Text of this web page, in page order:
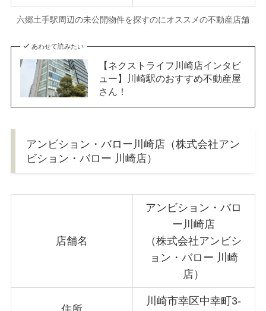
六郷土手駅周辺の未公開物件を探すのにオススメの不動産店舗
あわせて読みたい
【ネクストライフ川崎店インタビ
ュー】川崎駅のおすすめ不動産屋
さん！
アンビション・バロー川崎店（株式会社アン
ビション・バロー 川崎店）
店舗名
アンビション・バロ
ー川崎店
（株式会社アンビシ
ョン・バロー 川崎
店）
川崎市幸区中幸町3-